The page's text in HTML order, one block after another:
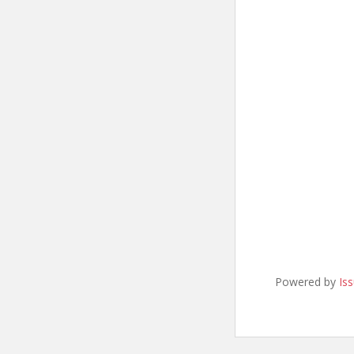
Powered by